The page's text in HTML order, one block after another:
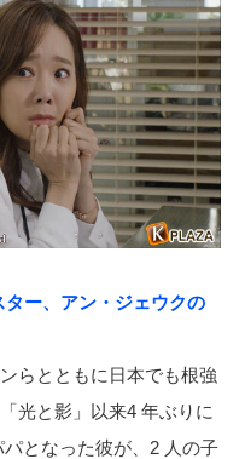
ー、アン・ジェウクの
らとともに日本でも根強
光と影」以来4 年ぶりに
となった彼が、2 人の子